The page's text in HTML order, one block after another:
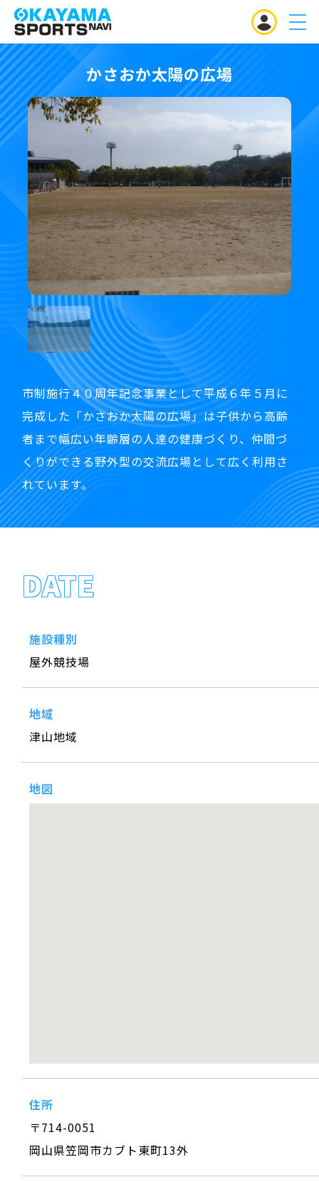
MENU
かさおか太陽の広場
市制施行４０周年記念事業として平成６年５月に
完成した「かさおか太陽の広場」は子供から高齢
者まで幅広い年齢層の人達の健康づくり、仲間づ
くりができる野外型の交流広場として広く利用さ
れています。
DATE
施設種別
屋外競技場
地域
津山地域
地図
住所
〒714-0051
岡山県笠岡市カブト東町13外